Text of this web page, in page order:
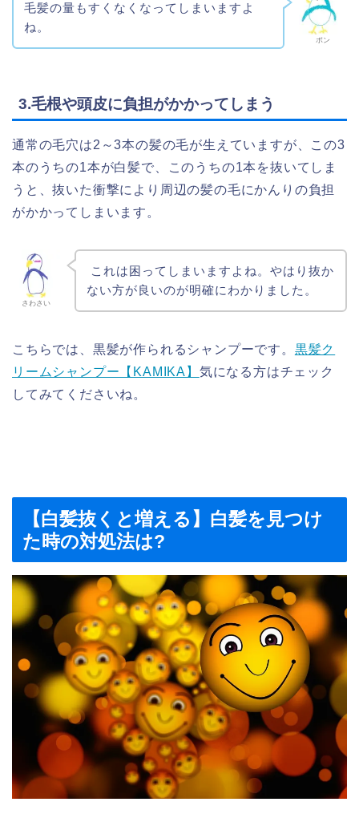
ポン
毛髪の量もすくなくなってしまいますよ
ね。
3.毛根や頭皮に負担がかかってしまう
通常の毛穴は2～3本の髪の毛が生えていますが、この3
本のうちの1本が白髪で、このうちの1本を抜いてしま
うと、抜いた衝撃により周辺の髪の毛にかんりの負担
がかかってしまいます。
さわさい
これは困ってしまいますよね。やはり抜か
ない方が良いのが明確にわかりました。
こちらでは、黒髪が作られるシャンプーです。 黒髪ク
リームシャンプー【KAMIKA】 気になる方はチェック
してみてくださいね。
【白髪抜くと増える】白髪を見つけ
た時の対処法は?